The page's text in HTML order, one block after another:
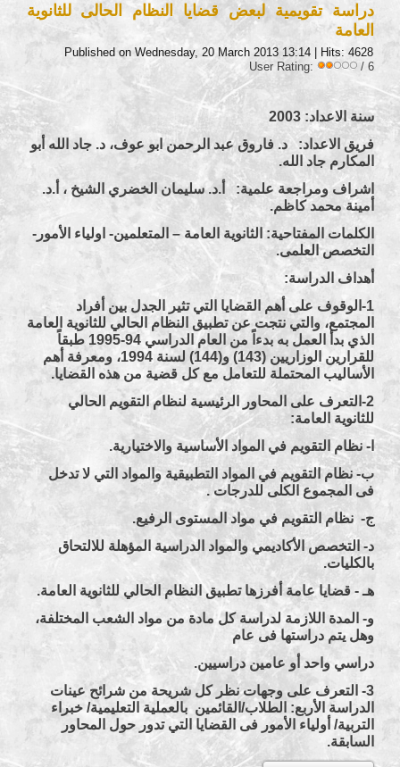
دراسة تقويمية لبعض قضايا النظام الحالى للثانوية
العامة
Published on Wednesday, 20 March 2013 13:14| Hits: 4628
User Rating:
/ 6
سنة الاعداد: 2003
فريق الاعداد: د. فاروق عبد الرحمن ابو عوف، د. جاد الله أبو
المكارم جاد الله.
اشراف ومراجعة علمية: أ.د. سليمان الخضري الشيخ ، أ.د.
أمينة محمد كاظم.
الكلمات المفتاحية: الثانوية العامة – المتعلمين- اولياء الأمور-
التخصص العلمى.
أهداف الدراسة:
1-الوقوف على أهم القضايا التي تثير الجدل بين أفراد
المجتمع، والتي نتجت عن تطبيق النظام الحالي للثانوية العامة
الذي بدأ العمل به بدءاً من العام الدراسي 94-1995 طبقاً
للقرارين الوزاريين (143) و(144) لسنة 1994، ومعرفة أهم
الأساليب المحتملة للتعامل مع كل قضية من هذه القضايا.
2-التعرف على المحاور الرئيسية لنظام التقويم الحالي
للثانوية العامة:
ا- نظام التقويم في المواد الأساسية والاختيارية.
ب- نظام التقويم في المواد التطبيقية والمواد التي لا تدخل
فى المجموع الكلى للدرجات .
ج- نظام التقويم في مواد المستوى الرفيع.
د- التخصص الأكاديمي والمواد الدراسية المؤهلة للالتحاق
بالكليات.
هـ - قضايا عامة أفرزها تطبيق النظام الحالي للثانوية العامة.
و- المدة اللازمة لدراسة كل مادة من مواد الشعب المختلفة،
وهل يتم دراستها فى عام
دراسي واحد أو عامين دراسيين.
3- التعرف على وجهات نظر كل شريحة من شرائح عينات
الدراسة الأربع: الطلاب/القائمين بالعملية التعليمية/ خبراء
التربية/ أولياء الأمور فى القضايا التي تدور حول المحاور
السابقة.